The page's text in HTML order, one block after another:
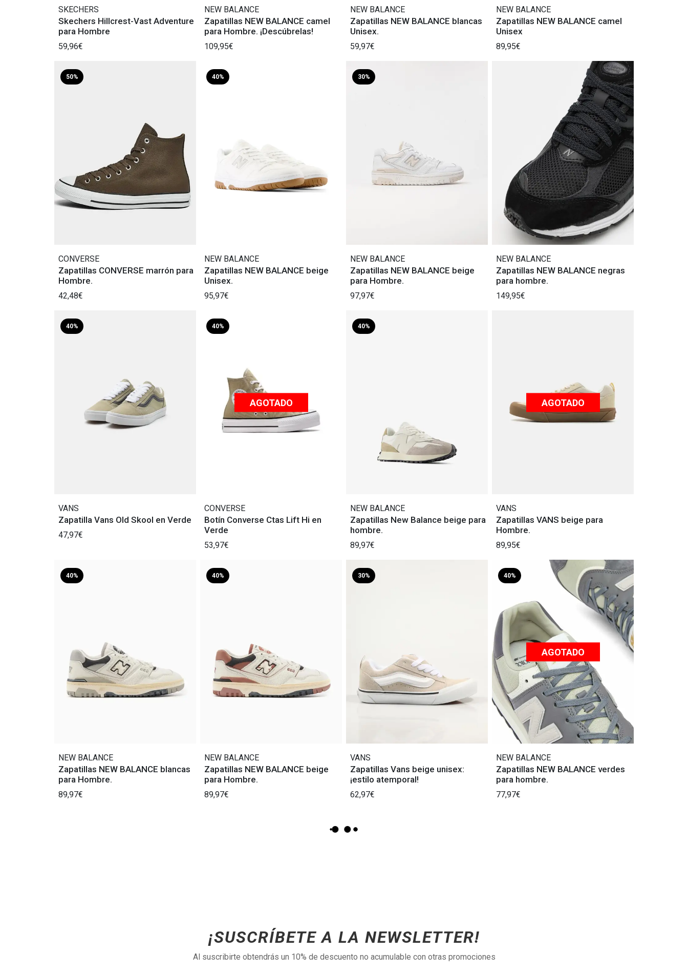
SKECHERS
Skechers Hillcrest-Vast Adventure
para Hombre
59,96€
NEW BALANCE
Zapatillas NEW BALANCE camel
para Hombre. ¡Descúbrelas!
109,95€
NEW BALANCE
Zapatillas NEW BALANCE blancas
Unisex.
59,97€
NEW BALANCE
Zapatillas NEW BALANCE camel
Unisex
89,95€
50%
CONVERSE
Zapatillas CONVERSE marrón para
Hombre.
42,48€
40%
NEW BALANCE
Zapatillas NEW BALANCE beige
Unisex.
95,97€
30%
NEW BALANCE
Zapatillas NEW BALANCE beige
para Hombre.
97,97€
NEW BALANCE
Zapatillas NEW BALANCE negras
para hombre.
149,95€
40%
VANS
Zapatilla Vans Old Skool en Verde
47,97€
40%
AGOTADO
CONVERSE
Botín Converse Ctas Lift Hi en
Verde
53,97€
40%
NEW BALANCE
Zapatillas New Balance beige para
hombre.
89,97€
AGOTADO
VANS
Zapatillas VANS beige para
Hombre.
89,95€
40%
NEW BALANCE
Zapatillas NEW BALANCE blancas
para Hombre.
89,97€
40%
NEW BALANCE
Zapatillas NEW BALANCE beige
para Hombre.
89,97€
30%
VANS
Zapatillas Vans beige unisex:
¡estilo atemporal!
62,97€
40%
AGOTADO
NEW BALANCE
Zapatillas NEW BALANCE verdes
para hombre.
77,97€
¡SUSCRÍBETE A LA NEWSLETTER!
Al suscribirte obtendrás un 10% de descuento no acumulable con otras promociones